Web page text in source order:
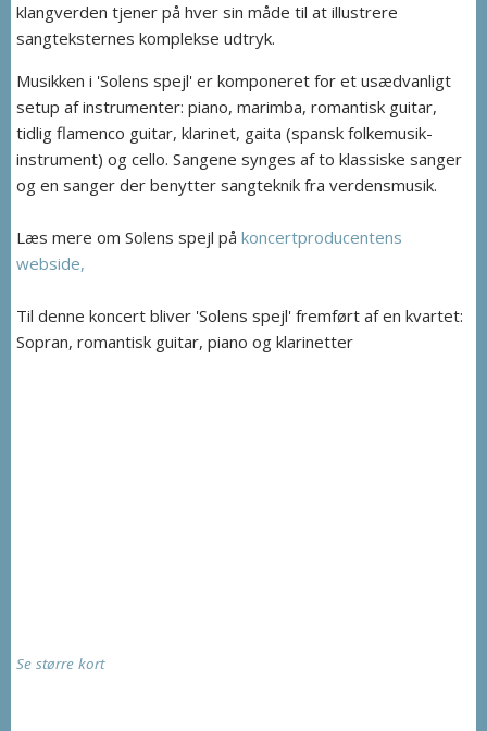
klangverden tjener på hver sin måde til at illustrere
sangteksternes komplekse udtryk.
Musikken i 'Solens spejl' er komponeret for et usædvanligt
setup af instrumenter: piano, marimba, romantisk guitar,
tidlig flamenco guitar, klarinet, gaita (spansk folkemusik-
instrument) og cello. Sangene synges af to klassiske sanger
og en sanger der benytter sangteknik fra verdensmusik.
Læs mere om Solens spejl på koncertproducentens
webside,
Til denne koncert bliver 'Solens spejl' fremført af en kvartet:
Sopran, romantisk guitar, piano og klarinetter
Se større kort